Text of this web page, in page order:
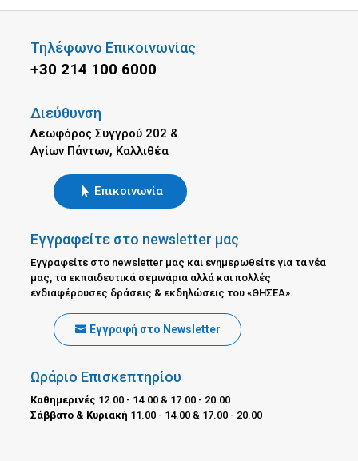
Τηλέφωνο Επικοινωνίας
+30 214 100 6000
Διεύθυνση
Λεωφόρος Συγγρού 202 &
Αγίων Πάντων, Καλλιθέα
Επικοινωνία
Εγγραφείτε στο newsletter μας
Εγγραφείτε στο newsletter μας και ενημερωθείτε για τα νέα
μας, τα εκπαιδευτικά σεμινάρια αλλά και πολλές
ενδιαφέρουσες δράσεις & εκδηλώσεις του «ΘΗΣΕΑ».
Εγγραφή στο Newsletter
Ωράριο Επισκεπτηρίου
Καθημερινές 12.00 - 14.00 & 17.00 - 20.00
Σάββατο & Κυριακή 11.00 - 14.00 & 17.00 - 20.00